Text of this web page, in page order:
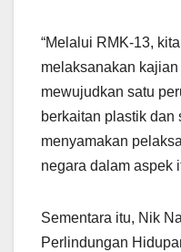
“Melalui RMK-13,
melaksanakan
mewujudkan satu
berkaitan plastik dan
menyamakan
negara dalam aspek
Sementara itu, Nik
Perlindungan